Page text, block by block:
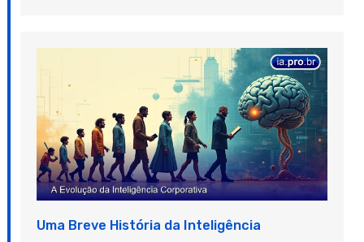
Uma Breve História da Inteligência